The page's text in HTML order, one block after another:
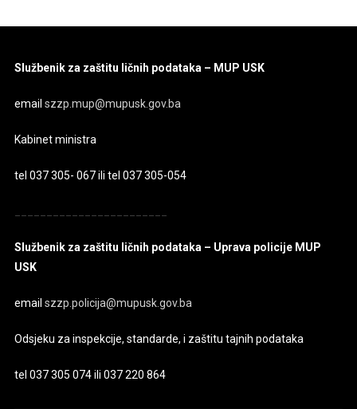
Službenik za zaštitu ličnih podataka – MUP USK
emailszzp.mup@mupusk.gov.ba
Kabinet ministra
tel 037 305- 067 ili tel 037 305-054
Službenik za zaštitu ličnih podataka – Uprava policije MUP
USK
emailszzp.policija@mupusk.gov.ba
Odsjeku za inspekcije, standarde, i zaštitu tajnih podataka
tel 037 305 074 ili 037 220 864